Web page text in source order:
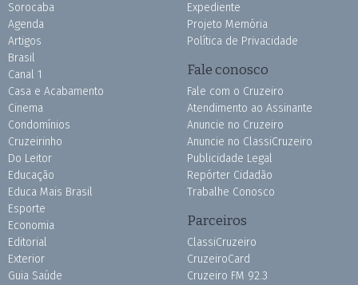
Sorocaba
Agenda
Artigos
Brasil
Canal 1
Casa e Acabamento
Cinema
Condomínios
Cruzeirinho
Do Leitor
Educação
Educa Mais Brasil
Esporte
Economia
Editorial
Exterior
Guia Saúde
Expediente
Projeto Memória
Política de Privacidade
Fale conosco
Fale com o Cruzeiro
Atendimento ao Assinante
Anuncie no Cruzeiro
Anuncie no ClassiCruzeiro
Publicidade Legal
Repórter Cidadão
Trabalhe Conosco
Parceiros
ClassiCruzeiro
CruzeiroCard
Cruzeiro FM 92.3